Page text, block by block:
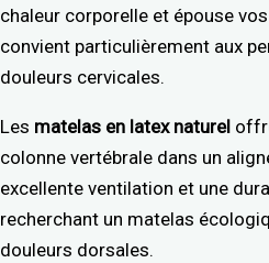
chaleur corporelle et épouse
convient particulièrement aux
douleurs cervicales.
Les matelas en latex naturel
colonne vertébrale dans un
excellente ventilation et une
recherchant un matelas
douleurs dorsales.